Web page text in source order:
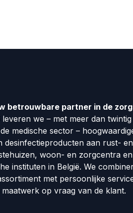
betrouwbare partner in de
leveren we – met meer dan
medische sector –
desinfectieproducten aan rust- en
woon- en zorgcentra
instituten in België. We
met persoonlijke
op vraag van de klant.